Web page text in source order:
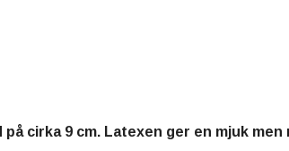
på cirka 9 cm. Latexen ger en mjuk